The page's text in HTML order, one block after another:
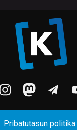
Pribatutasun politika